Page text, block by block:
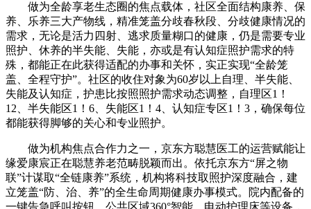
做为全龄享老生态圈的焦点载体，社区全面结构康养、保
养、乐养三大产物线，精准笼盖分歧春秋段、分歧健康情况的
需求，无论是活力四射、逃求质量糊口的健康，仍是需要专业
照护、休养的半失能、失能，亦或是有认知症照护需求的特
殊，都能正在此获得适配的办事和关怀，实正实现“全龄笼
盖、全程守护”。社区的收住对象为60岁以上自理、半失能、
失能及认知症，护患比按照照护需求动态调整，自理区1！
12、半失能区1！6、失能区1！4、认知症专区1！3，确保每位
都能获得脚够的关心和专业照护。
做为机构焦点合作力之一，京东方聪慧医工的运营赋能让
缘爱康宸正在聪慧养老范畴脱颖而出。依托京东方“屏之物
联”计谋取“全链康养”系统，机构将科技取照护深度融合，建
立笼盖“防、治、养”的全生命周期健康办事模式。院内配备的